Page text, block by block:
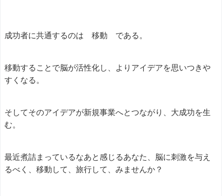
成功者に共通するのは 移動 である。
移動することで脳が活性化し、よりアイデアを思いつきや
すくなる。
そしてそのアイデアが新規事業へとつながり、大成功を生
む。
最近煮詰まっているなあと感じるあなた、脳に刺激を与え
るべく、移動して、旅行して、みませんか？